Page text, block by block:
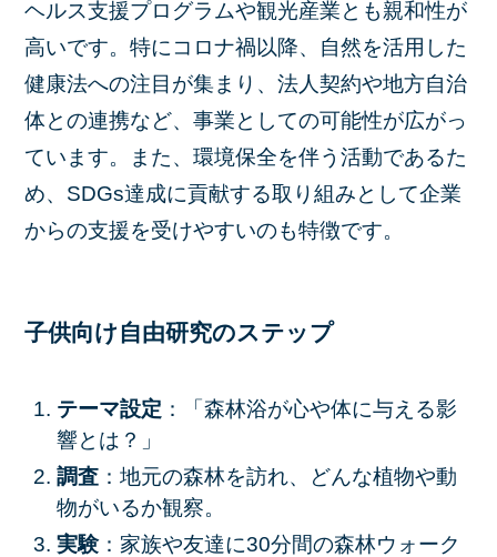
ヘルス支援プログラムや観光産業とも親和性が
高いです。特にコロナ禍以降、自然を活用した
健康法への注目が集まり、法人契約や地方自治
体との連携など、事業としての可能性が広がっ
ています。また、環境保全を伴う活動であるた
め、SDGs達成に貢献する取り組みとして企業
からの支援を受けやすいのも特徴です。
子供向け自由研究のステップ
テーマ設定 ：「森林浴が心や体に与える影
響とは？」
調査：地元の森林を訪れ、どんな植物や動
物がいるか観察。
実験：家族や友達に30分間の森林ウォーク